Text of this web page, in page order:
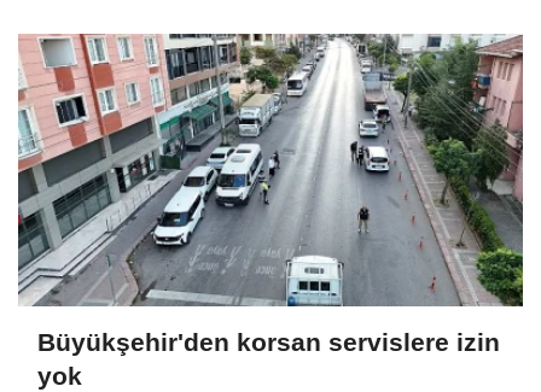
Büyükşehir'den korsan servislere izin
yok